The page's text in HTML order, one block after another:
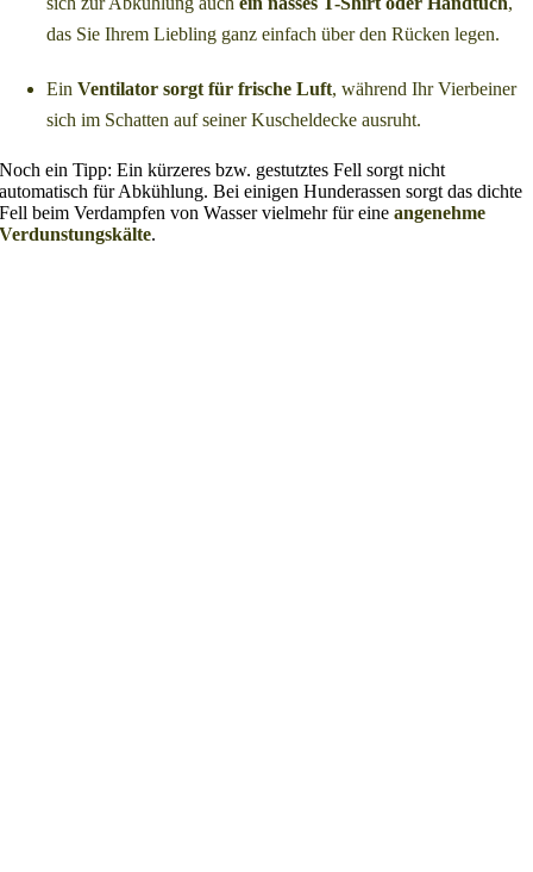
das Sie Ihrem Liebling ganz einfach über den Rücken legen.
EinVentilator sorgt für frische Luft, während Ihr Vierbeiner
sich im Schatten auf seiner Kuscheldecke ausruht.
Noch ein Tipp: Ein kürzeres bzw. gestutztes Fell sorgt nicht
automatisch für Abkühlung. Bei einigen Hunderassen sorgt das dichte
Fell beim Verdampfen von Wasser vielmehr für eineangenehme
Verdunstungskälte.